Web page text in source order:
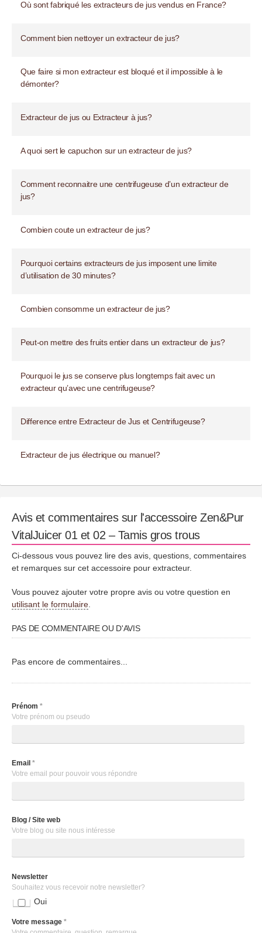
Où sont fabriqué les extracteurs de jus vendus en France?
Comment bien nettoyer un extracteur de jus?
Que faire si mon extracteur est bloqué et il impossible à le
démonter?
Extracteur de jus ou Extracteur à jus?
A quoi sert le capuchon sur un extracteur de jus?
Comment reconnaitre une centrifugeuse d’un extracteur de
jus?
Combien coute un extracteur de jus?
Pourquoi certains extracteurs de jus imposent une limite
d’utilisation de 30 minutes?
Combien consomme un extracteur de jus?
Peut-on mettre des fruits entier dans un extracteur de jus?
Pourquoi le jus se conserve plus longtemps fait avec un
extracteur qu’avec une centrifugeuse?
Difference entre Extracteur de Jus et Centrifugeuse?
Extracteur de jus électrique ou manuel?
Avis et commentaires sur l'accessoire Zen&Pur
VitalJuicer 01 et 02 – Tamis gros trous
Ci-dessous vous pouvez lire des avis, questions, commentaires
et remarques sur cet accessoire pour extracteur.
Vous pouvez ajouter votre propre avis ou votre question en
utilisant le formulaire
PAS DE COMMENTAIRE OU D'AVIS
Pas encore de commentaires...
Prénom *
Votre prénom ou pseudo
Email *
Votre email pour pouvoir vous répondre
Blog / Site web
Votre blog ou site nous intéresse
Newsletter
Souhaitez vous recevoir notre newsletter?
Oui
Votre message *